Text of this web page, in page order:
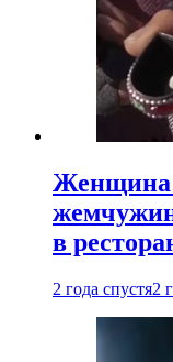
Женщина
в
2 года спустя2